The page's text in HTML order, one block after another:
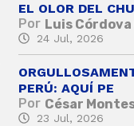
EL OLOR DEL
Por Luis
24 Jul, 2026
PERÚ: AQUÍ PE
Por César
23 Jul, 2026